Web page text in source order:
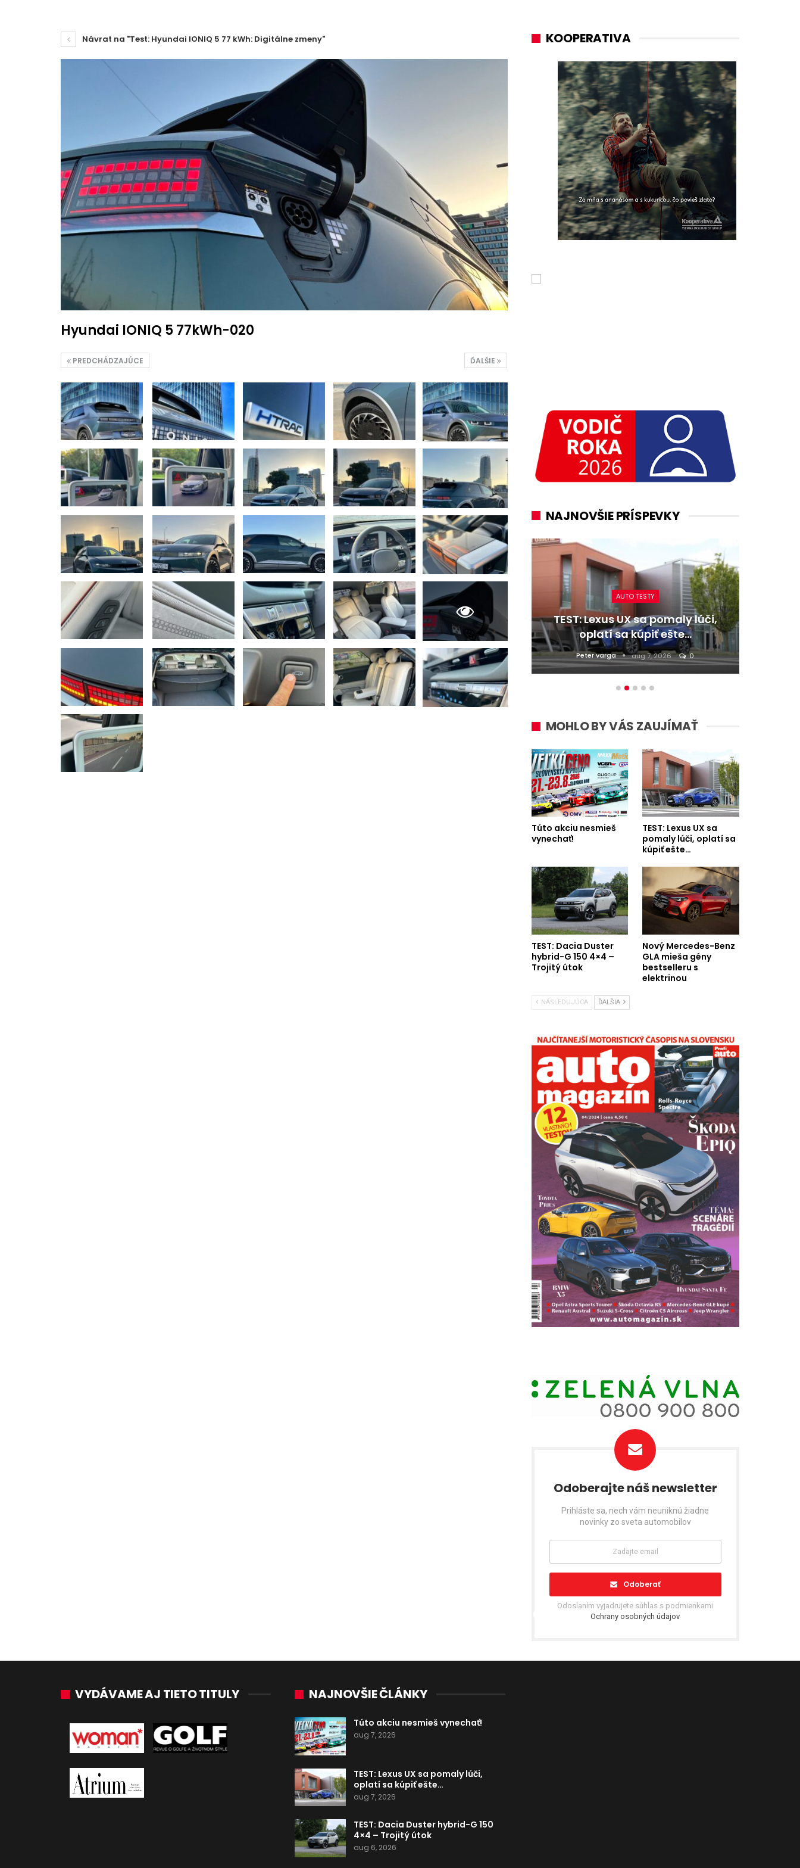
Návrat na "Test: Hyundai IONIQ 5 77 kWh: Digitálne zmeny"
Hyundai IONIQ 5 77kWh-020
ĎALŠIE
PREDCHÁDZAJÚCE
KOOPERATIVA
NAJNOVŠIE PRÍSPEVKY
NOVINKY
Nový Mercedes-Benz GLA mieša
gény bestselleru s elektrinou
Majo Bona júl 31, 2026
NOVINKY
Túto akciu nesmieš vynechať!
Majo Bona aug 7, 2026 0
AUTO TESTY
TEST: Lexus UX sa pomaly lúči,
oplatí sa kúpiť ešte…
Peter varga aug 7, 2026 0
MOHLO BY VÁS ZAUJÍMAŤ
Túto akciu nesmieš
vynechať!
TEST: Lexus UX sa
pomaly lúči, oplatí sa
kúpiť ešte…
TEST: Dacia Duster
hybrid-G 150 4×4 –
Trojitý útok
Nový Mercedes-Benz
GLA mieša gény
bestselleru s
elektrinou
NÁSLEDUJÚCA ĎALŠIA
Odoberajte náš newsletter
Prihláste sa, nech vám neuniknú žiadne
novinky zo sveta automobilov
Odoberať
Odoslaním vyjadrujete súhlas s podmienkami
Ochrany osobných údajov
VYDÁVAME AJ TIETO TITULY NAJNOVŠIE ČLÁNKY
Túto akciu nesmieš vynechať!
aug 7, 2026
TEST: Lexus UX sa pomaly lúči,
oplatí sa kúpiť ešte…
aug 7, 2026
TEST: Dacia Duster hybrid-G 150
4×4 – Trojitý útok
aug 6, 2026